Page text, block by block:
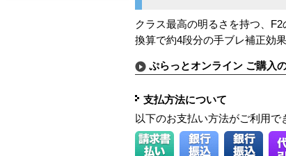
クラス最高の明るさを持つ、
換算で約4段分の手ブレ補正効
ぷらっとオンライン ご購入
支払方法について
以下のお支払い方法がご利用で